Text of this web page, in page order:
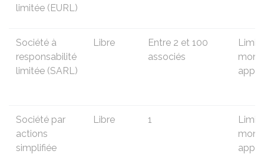
limitée (EURL)
Société à
responsabilité
limitée (SARL)
Libre
Entre 2 et 100
associés
Société par
actions
simplifiée
Libre 1